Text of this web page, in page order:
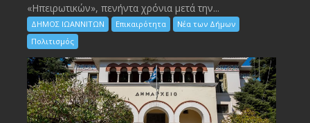
«Ηπειρωτικών», πενήντα χρόνια μετά την...
ΔΗΜΟΣ ΙΩΑΝΝΙΤΩΝ Επικαιρότητα
Νέα των Δήμων
Πολιτισμός